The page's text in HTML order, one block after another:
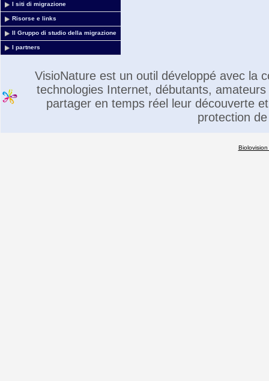
I siti di migrazione
Risorse e links
Il Gruppo di studio della migrazione
I partners
VisioNature est un outil développé avec la
technologies Internet, débutants,
partager en temps réel leur découverte
protection
Biolovision